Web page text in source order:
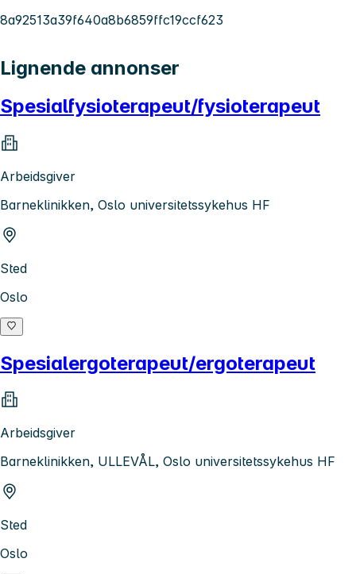
8a92513a39f640a8b6859ffc19ccf623
Lignende annonser
Spesialfysioterapeut/fysioterapeut
Arbeidsgiver
Barneklinikken, Oslo universitetssykehus HF
Sted
Oslo
Spesialergoterapeut/ergoterapeut
Arbeidsgiver
Barneklinikken, ULLEVÅL, Oslo universitetssykehus HF
Sted
Oslo